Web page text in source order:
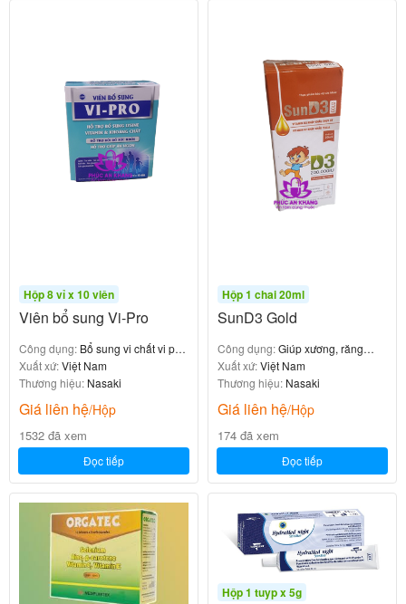
Hộp 8 vỉ x 10 viên
Viên bổ sung Vi-Pro
Công dụng: Bổ sung vi chất vi pro
cho bé ăn ngon ngủ tốt
Xuất xứ:Việt Nam
Thương hiệu: Nasaki
Giá liên hệ/Hộp
1532 đã xem
Đọc tiếp
Hộp 1 chai 20ml
SunD3 Gold
Công dụng:Giúp xương, răng
chắc khỏe
Xuất xứ:Việt Nam
Thương hiệu: Nasaki
Giá liên hệ/Hộp
174 đã xem
Đọc tiếp
Hộp 1 tuyp x 5g